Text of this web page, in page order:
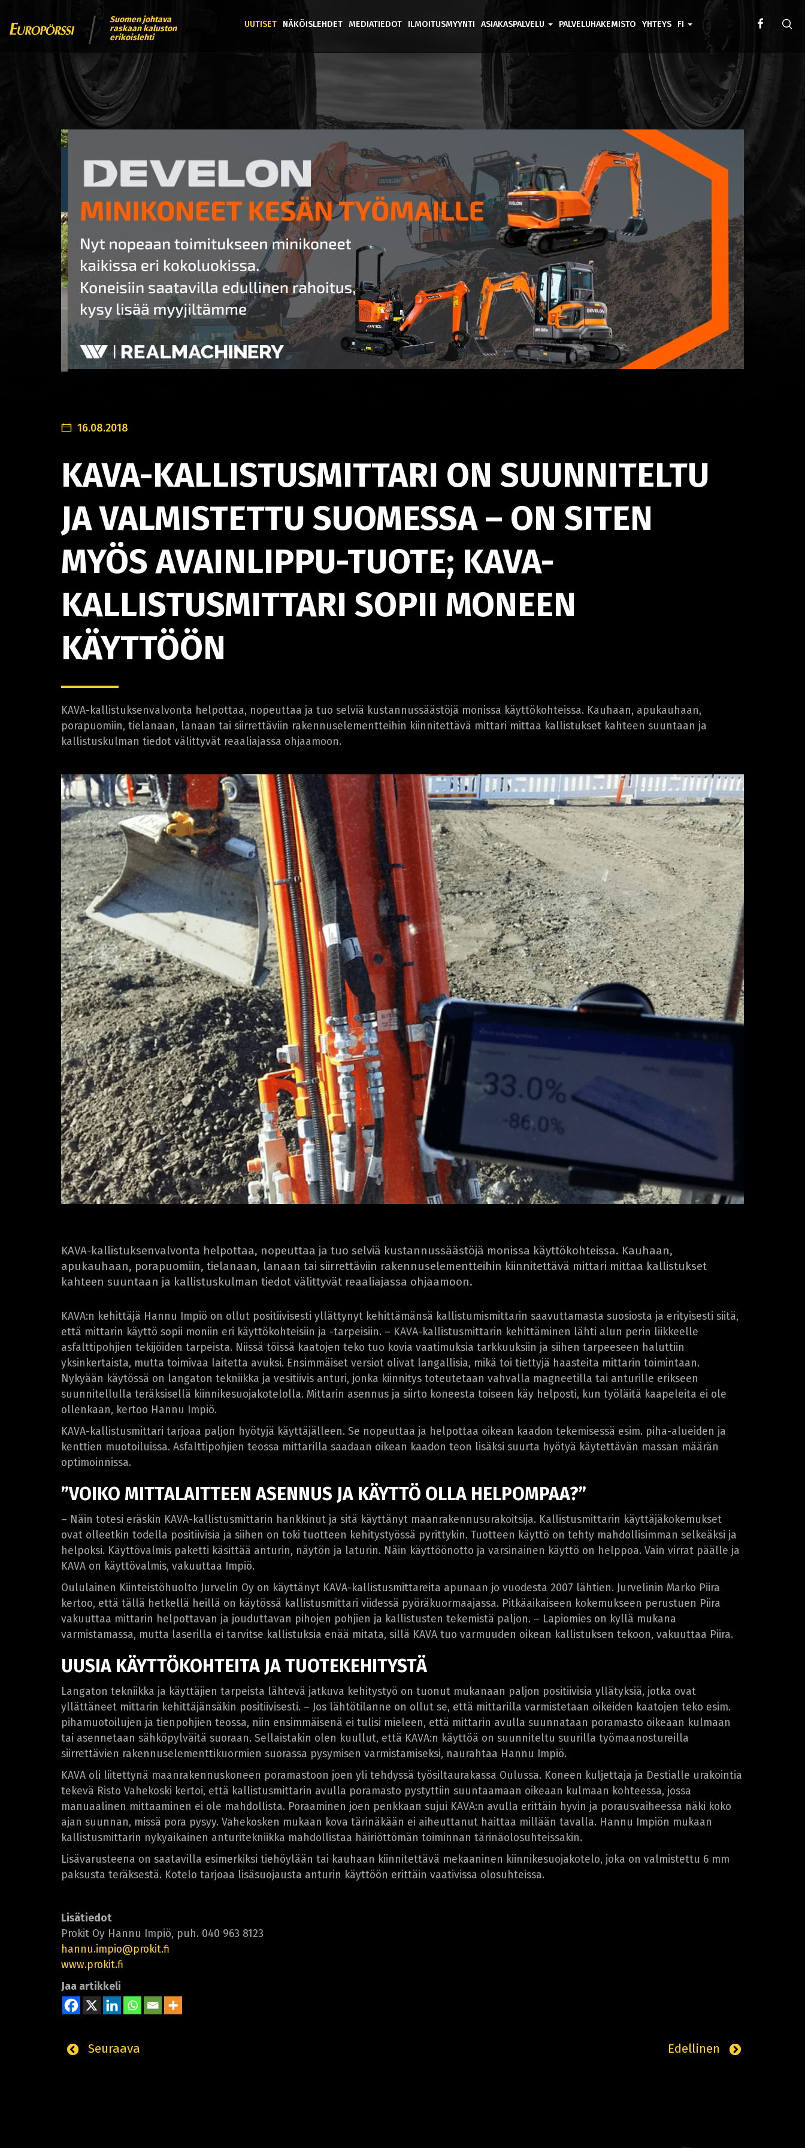
Suomen johtava
raskaan kaluston
erikoislehti
UUTISET NÄKÖISLEHDET MEDIATIEDOT ILMOITUSMYYNTI ASIAKASPALVELU PALVELUHAKEMISTO YHTEYS FI
16.08.2018
KAVA-KALLISTUSMITTARI ON SUUNNITELTU
JA VALMISTETTU SUOMESSA – ON SITEN
MYÖS AVAINLIPPU-TUOTE; KAVA-
KALLISTUSMITTARI SOPII MONEEN
KÄYTTÖÖN
KAVA-kallistuksenvalvonta helpottaa, nopeuttaa ja tuo selviä kustannussäästöjä monissa käyttökohteissa. Kauhaan, apukauhaan,
porapuomiin, tielanaan, lanaan tai siirrettäviin rakennuselementteihin kiinnitettävä mittari mittaa kallistukset kahteen suuntaan ja
kallistuskulman tiedot välittyvät reaaliajassa ohjaamoon.
KAVA-kallistuksenvalvonta helpottaa, nopeuttaa ja tuo selviä kustannussäästöjä monissa käyttökohteissa. Kauhaan,
apukauhaan, porapuomiin, tielanaan, lanaan tai siirrettäviin rakennuselementteihin kiinnitettävä mittari mittaa kallistukset
kahteen suuntaan ja kallistuskulman tiedot välittyvät reaaliajassa ohjaamoon.
KAVA:n kehittäjä Hannu Impiö on ollut positiivisesti yllättynyt kehittämänsä kallistumismittarin saavuttamasta suosiosta ja erityisesti siitä,
että mittarin käyttö sopii moniin eri käyttökohteisiin ja -tarpeisiin. – KAVA-kallistusmittarin kehittäminen lähti alun perin liikkeelle
asfalttipohjien tekijöiden tarpeista. Niissä töissä kaatojen teko tuo kovia vaatimuksia tarkkuuksiin ja siihen tarpeeseen haluttiin
yksinkertaista, mutta toimivaa laitetta avuksi. Ensimmäiset versiot olivat langallisia, mikä toi tiettyjä haasteita mittarin toimintaan.
Nykyään käytössä on langaton tekniikka ja vesitiivis anturi, jonka kiinnitys toteutetaan vahvalla magneetilla tai anturille erikseen
suunnitellulla teräksisellä kiinnikesuojakotelolla. Mittarin asennus ja siirto koneesta toiseen käy helposti, kun työläitä kaapeleita ei ole
ollenkaan, kertoo Hannu Impiö.
KAVA-kallistusmittari tarjoaa paljon hyötyjä käyttäjälleen. Se nopeuttaa ja helpottaa oikean kaadon tekemisessä esim. piha-alueiden ja
kenttien muotoiluissa. Asfalttipohjien teossa mittarilla saadaan oikean kaadon teon lisäksi suurta hyötyä käytettävän massan määrän
optimoinnissa.
”VOIKO MITTALAITTEEN ASENNUS JA KÄYTTÖ OLLA HELPOMPAA?”
– Näin totesi eräskin KAVA-kallistusmittarin hankkinut ja sitä käyttänyt maanrakennusurakoitsija. Kallistusmittarin käyttäjäkokemukset
ovat olleetkin todella positiivisia ja siihen on toki tuotteen kehitystyössä pyrittykin. Tuotteen käyttö on tehty mahdollisimman selkeäksi ja
helpoksi. Käyttövalmis paketti käsittää anturin, näytön ja laturin. Näin käyttöönotto ja varsinainen käyttö on helppoa. Vain virrat päälle ja
KAVA on käyttövalmis, vakuuttaa Impiö.
Oululainen Kiinteistöhuolto Jurvelin Oy on käyttänyt KAVA-kallistusmittareita apunaan jo vuodesta 2007 lähtien. Jurvelinin Marko Piira
kertoo, että tällä hetkellä heillä on käytössä kallistusmittari viidessä pyöräkuormaajassa. Pitkäaikaiseen kokemukseen perustuen Piira
vakuuttaa mittarin helpottavan ja jouduttavan pihojen pohjien ja kallistusten tekemistä paljon. – Lapiomies on kyllä mukana
varmistamassa, mutta laserilla ei tarvitse kallistuksia enää mitata, sillä KAVA tuo varmuuden oikean kallistuksen tekoon, vakuuttaa Piira.
UUSIA KÄYTTÖKOHTEITA JA TUOTEKEHITYSTÄ
Langaton tekniikka ja käyttäjien tarpeista lähtevä jatkuva kehitystyö on tuonut mukanaan paljon positiivisia yllätyksiä, jotka ovat
yllättäneet mittarin kehittäjänsäkin positiivisesti. – Jos lähtötilanne on ollut se, että mittarilla varmistetaan oikeiden kaatojen teko esim.
pihamuotoilujen ja tienpohjien teossa, niin ensimmäisenä ei tulisi mieleen, että mittarin avulla suunnataan poramasto oikeaan kulmaan
tai asennetaan sähköpylväitä suoraan. Sellaistakin olen kuullut, että KAVA:n käyttöä on suunniteltu suurilla työmaanostureilla
siirrettävien rakennuselementtikuormien suorassa pysymisen varmistamiseksi, naurahtaa Hannu Impiö.
KAVA oli liitettynä maanrakennuskoneen poramastoon joen yli tehdyssä työsiltaurakassa Oulussa. Koneen kuljettaja ja Destialle urakointia
tekevä Risto Vahekoski kertoi, että kallistusmittarin avulla poramasto pystyttiin suuntaamaan oikeaan kulmaan kohteessa, jossa
manuaalinen mittaaminen ei ole mahdollista. Poraaminen joen penkkaan sujui KAVA:n avulla erittäin hyvin ja porausvaiheessa näki koko
ajan suunnan, missä pora pysyy. Vahekosken mukaan kova tärinäkään ei aiheuttanut haittaa millään tavalla. Hannu Impiön mukaan
kallistusmittarin nykyaikainen anturitekniikka mahdollistaa häiriöttömän toiminnan tärinäolosuhteissakin.
Lisävarusteena on saatavilla esimerkiksi tiehöylään tai kauhaan kiinnitettävä mekaaninen kiinnikesuojakotelo, joka on valmistettu 6 mm
paksusta teräksestä. Kotelo tarjoaa lisäsuojausta anturin käyttöön erittäin vaativissa olosuhteissa.
Lisätiedot
Prokit Oy Hannu Impiö, puh. 040 963 8123
hannu.impio@prokit.fi
www.prokit.fi
Jaa artikkeli
Edellinen
Seuraava